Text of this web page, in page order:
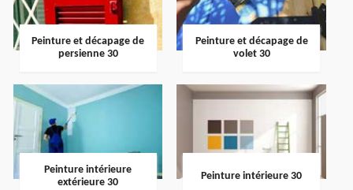
Peinture et décapage de
persienne 30
Peinture et décapage de
volet 30
Peinture intérieure
extérieure 30
Peinture intérieure 30